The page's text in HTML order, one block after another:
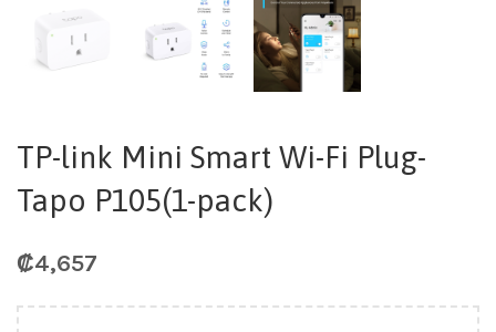
TP-link Mini Smart Wi-Fi Plug-
Tapo P105(1-pack)
₡4,657